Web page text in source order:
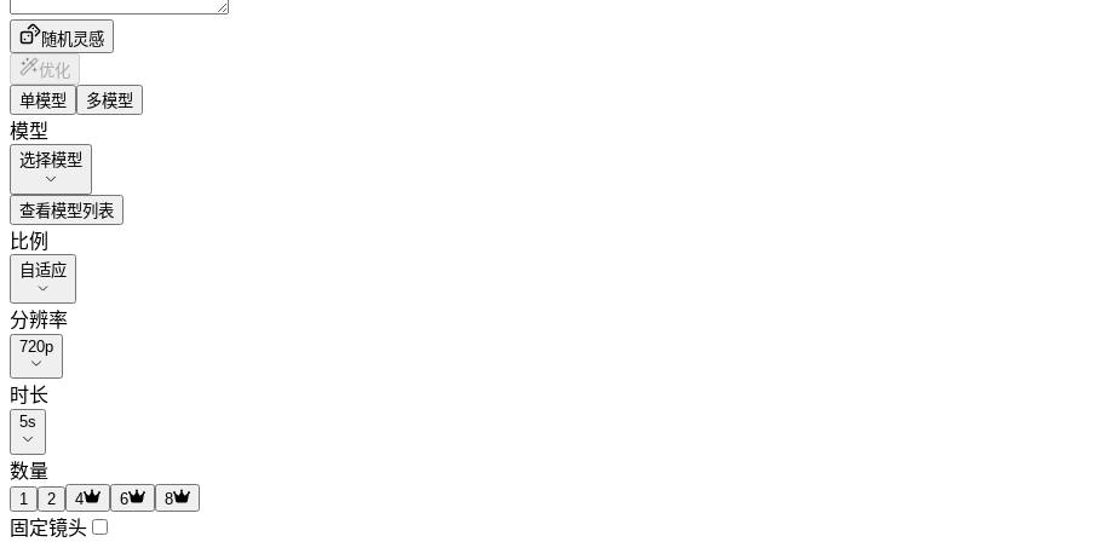
随机灵感
优化
单模型
多模型
模型
选择模型
查看模型列表
比例
自适应
分辨率
720p
时长
5s
数量
1 2 4 6 8
固定镜头